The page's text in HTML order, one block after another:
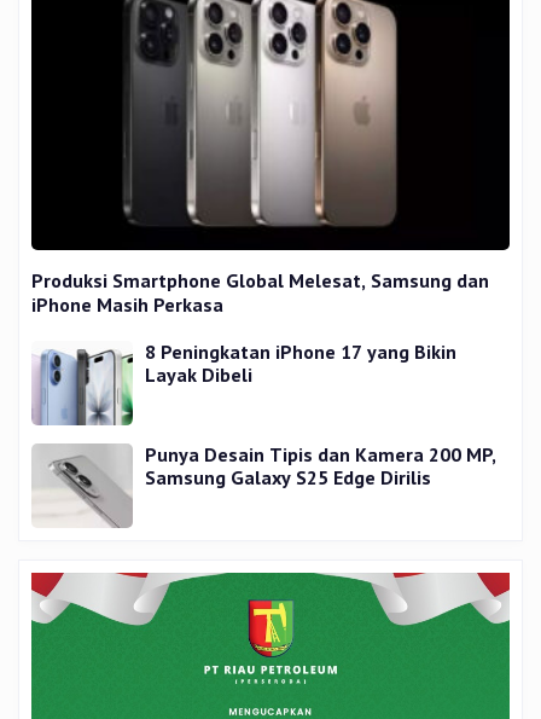
Produksi Smartphone Global Melesat, Samsung dan
iPhone Masih Perkasa
8 Peningkatan iPhone 17 yang Bikin
Layak Dibeli
Punya Desain Tipis dan Kamera 200 MP,
Samsung Galaxy S25 Edge Dirilis